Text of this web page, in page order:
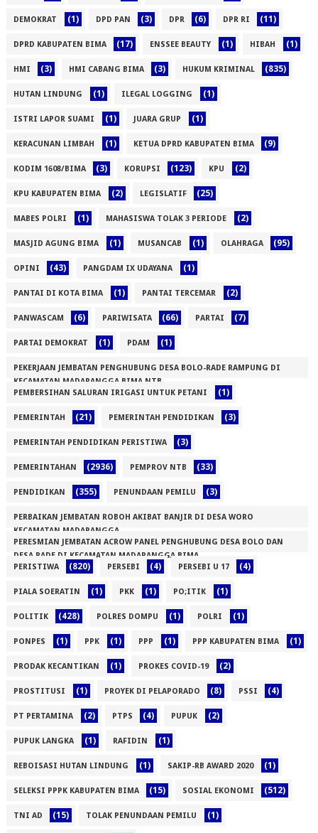
DEMOKRAT (1) DPD PAN (3) DPR (6) DPR RI (11)
DPRD KABUPATEN BIMA (17) ENSSEE BEAUTY (1) HIBAH (1)
HMI (3) HMI CABANG BIMA (3) HUKUM KRIMINAL (835)
HUTAN LINDUNG (1) ILEGAL LOGGING (1)
ISTRI LAPOR SUAMI (1) JUARA GRUP (1)
KERACUNAN LIMBAH (1) KETUA DPRD KABUPATEN BIMA (9)
KODIM 1608/BIMA (3) KORUPSI (123) KPU (2)
KPU KABUPATEN BIMA (2) LEGISLATIF (25)
MABES POLRI (1) MAHASISWA TOLAK 3 PERIODE (2)
MASJID AGUNG BIMA (1) MUSANCAB (1) OLAHRAGA (95)
OPINI (43) PANGDAM IX UDAYANA (1)
PANTAI DI KOTA BIMA (1) PANTAI TERCEMAR (2)
PANWASCAM (6) PARIWISATA (66) PARTAI (7)
PARTAI DEMOKRAT (1) PDAM (1)
PEKERJAAN JEMBATAN PENGHUBUNG DESA BOLO-RADE RAMPUNG DI
KECAMATAN MADAPANGGA BIMA NTB
(1)PEMBERSIHAN SALURAN IRIGASI UNTUK PETANI (1)
PEMERINTAH (21) PEMERINTAH PENDIDIKAN (3)
PEMERINTAH PENDIDIKAN PERISTIWA (3)
PEMERINTAHAN (2936) PEMPROV NTB (33)
PENDIDIKAN (355) PENUNDAAN PEMILU (3)
PERBAIKAN JEMBATAN ROBOH AKIBAT BANJIR DI DESA WORO
KECAMATAN MADAPANGGA
(1)PERESMIAN JEMBATAN ACROW PANEL PENGHUBUNG DESA BOLO DAN
DESA RADE DI KECAMATAN MADAPANGGA BIMA
(1)PERISTIWA (820) PERSEBI (4) PERSEBI U 17 (4)
PIALA SOERATIN (1) PKK (1) PO;ITIK (1)
POLITIK (428) POLRES DOMPU (1) POLRI (1)
PONPES (1) PPK (1) PPP (1) PPP KABUPATEN BIMA (1)
PRODAK KECANTIKAN (1) PROKES COVID-19 (2)
PROSTITUSI (1) PROYEK DI PELAPORADO (8) PSSI (4)
PT PERTAMINA (2) PTPS (4) PUPUK (2)
PUPUK LANGKA (1) RAFIDIN (1)
REBOISASI HUTAN LINDUNG (1) SAKIP-RB AWARD 2020 (1)
SELEKSI PPPK KABUPATEN BIMA (15) SOSIAL EKONOMI (512)
TNI AD (15) TOLAK PENUNDAAN PEMILU (1)